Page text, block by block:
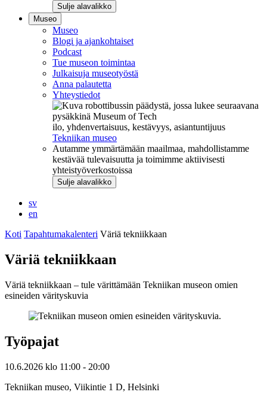
Sulje alavalikko
Museo
Museo
Blogi ja ajankohtaiset
Podcast
Tue museon toimintaa
Julkaisuja museotyöstä
Anna palautetta
Yhteystiedot
ilo, yhdenvertaisuus, kestävyys, asiantuntijuus
Tekniikan museo
Autamme ymmärtämään maailmaa, mahdollistamme
kestävää tulevaisuutta ja toimimme aktiivisesti
yhteistyöverkostoissa
Sulje alavalikko
sv
en
Koti Tapahtumakalenteri Väriä tekniikkaan
Väriä tekniikkaan
Väriä tekniikkaan – tule värittämään Tekniikan museon omien
esineiden värityskuvia
Työpajat
10.6.2026 klo 11:00 - 20:00
Tekniikan museo, Viikintie 1 D, Helsinki